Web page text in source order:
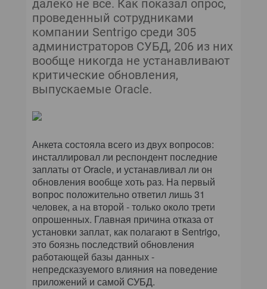
КОМПЬЮТЕРНЫЙ МИР
ИТ В ЗДРАВООХРАНЕНИИ
ПАРТНЕРСКИЕ ПРОЕКТЫ
ПРЕСС-РЕЛИЗЫ
АРХИВ ЖУРНАЛОВ
далеко не все. Как показал опрос,
проведенный сотрудниками
компании Sentrigo среди 305
администраторов СУБД, 206 из них
вообще никогда не устанавливают
критические обновления,
выпускаемые Oracle.
Анкета состояла всего из двух вопросов:
инсталлировал ли респондент последние
заплаты от Oracle, и устанавливал ли он
обновления вообще хоть раз. На первый
вопрос положительно ответил лишь 31
человек, а на второй - только около трети
опрошенных. Главная причина отказа от
установки заплат, как полагают в Sentrigo,
это боязнь последствий обновления
работающей базы данных -
непредсказуемого влияния на поведение
приложений и самой СУБД.